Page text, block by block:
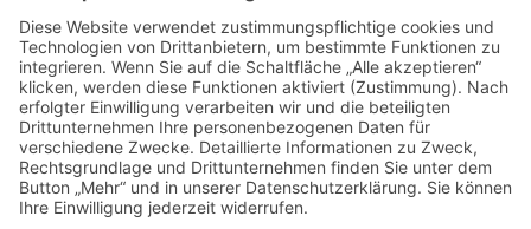
Presse
Partner: Der DGuSV
als Gutachter eintragen
Infos für Suchende